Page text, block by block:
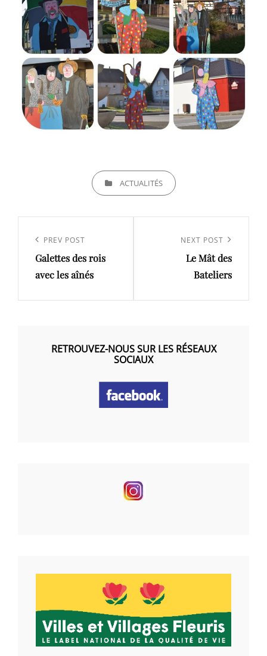
CATEGORIESACTUALITÉS
l’article
Previous
Post
PREV POST
Galettes des rois
avec les aînés
NEXT POST
Le Mât des
Bateliers
RETROUVEZ-NOUS SUR LES RÉSEAUX
SOCIAUX